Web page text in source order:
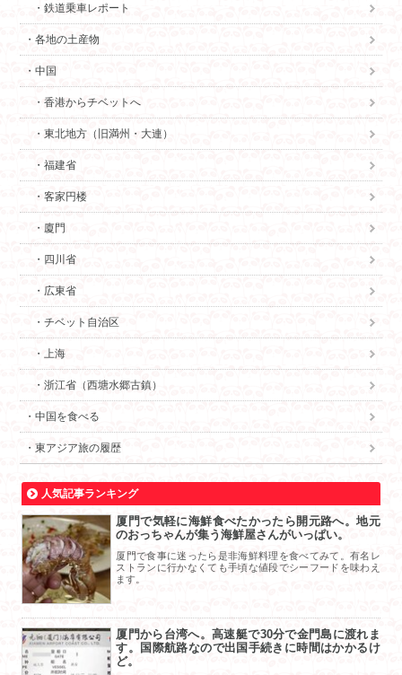
鉄道乗車レポート
各地の土産物
中国
香港からチベットへ
東北地方（旧満州・大連）
福建省
客家円楼
廈門
四川省
広東省
チベット自治区
上海
浙江省（西塘水郷古鎮）
中国を食べる
東アジア旅の履歴
人気記事ランキング
厦門で気軽に海鮮食べたかったら開元路へ。地元
のおっちゃんが集う海鮮屋さんがいっぱい。
厦門で食事に迷ったら是非海鮮料理を食べてみて。有名レ
ストランに行かなくても手頃な値段でシーフードを味わえ
ます。
厦門から台湾へ。高速艇で30分で金門島に渡れま
す。国際航路なので出国手続きに時間はかかるけ
ど。